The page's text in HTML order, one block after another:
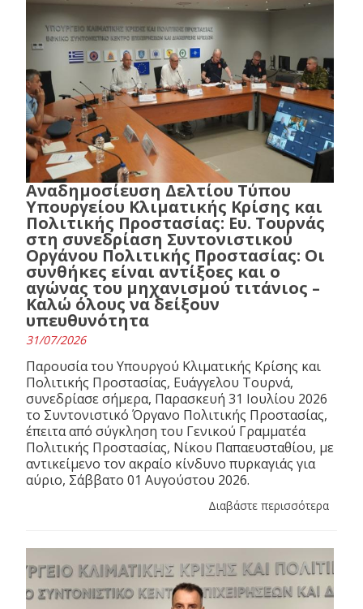
Αναδημοσίευση Δελτίου Τύπου
Υπουργείου Κλιματικής Κρίσης και
Πολιτικής Προστασίας: Ευ. Τουρνάς
στη συνεδρίαση Συντονιστικού
Οργάνου Πολιτικής Προστασίας: Οι
συνθήκες είναι αντίξοες και ο
αγώνας του μηχανισμού τιτάνιος –
Καλώ όλους να δείξουν
υπευθυνότητα
31/07/2026
Παρουσία του Υπουργού Κλιματικής Κρίσης και
Πολιτικής Προστασίας, Ευάγγελου Τουρνά,
συνεδρίασε σήμερα, Παρασκευή 31 Ιουλίου 2026
το Συντονιστικό Όργανο Πολιτικής Προστασίας,
έπειτα από σύγκληση του Γενικού Γραμματέα
Πολιτικής Προστασίας, Νίκου Παπαευσταθίου, με
αντικείμενο τον ακραίο κίνδυνο πυρκαγιάς για
αύριο, Σάββατο 01 Αυγούστου 2026.
Διαβάστε περισσότερα